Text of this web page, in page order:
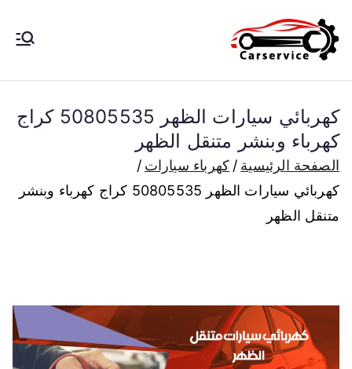
إلى
المحتوى
الكويت
بنشر متنقل الكويت كهرباء وبنشر تبديل
بارخص الاسعار
كهربائي سيارات الظهر 50805535 كراج
كهرباء وبنشر متنقل الظهر
الصفحة الرئيسية
كهرباء سيارات
كهربائي سيارات الظهر 50805535 كراج كهرباء وبنشر
متنقل الظهر